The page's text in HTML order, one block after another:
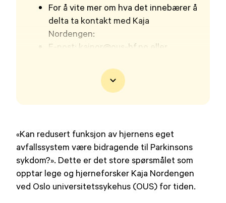
For å vite mer om hva det innebærer å
delta ta kontakt med Kaja
Nordengen:
E-post: kajnor@ous-hf.no eller
NB! Ikke oppgi sensitiv informasjon i
«Kan redusert funksjon av hjernens eget
avfallssystem være bidragende til Parkinsons
sykdom?». Dette er det store spørsmålet som
opptar lege og hjerneforsker Kaja Nordengen
ved Oslo universitetssykehus (OUS) for tiden.